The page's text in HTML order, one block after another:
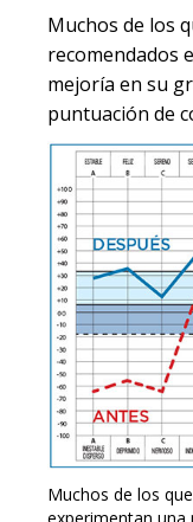
Muchos de los
recomendados
mejoría en su
puntuación de
Muchos de los
experimentan una